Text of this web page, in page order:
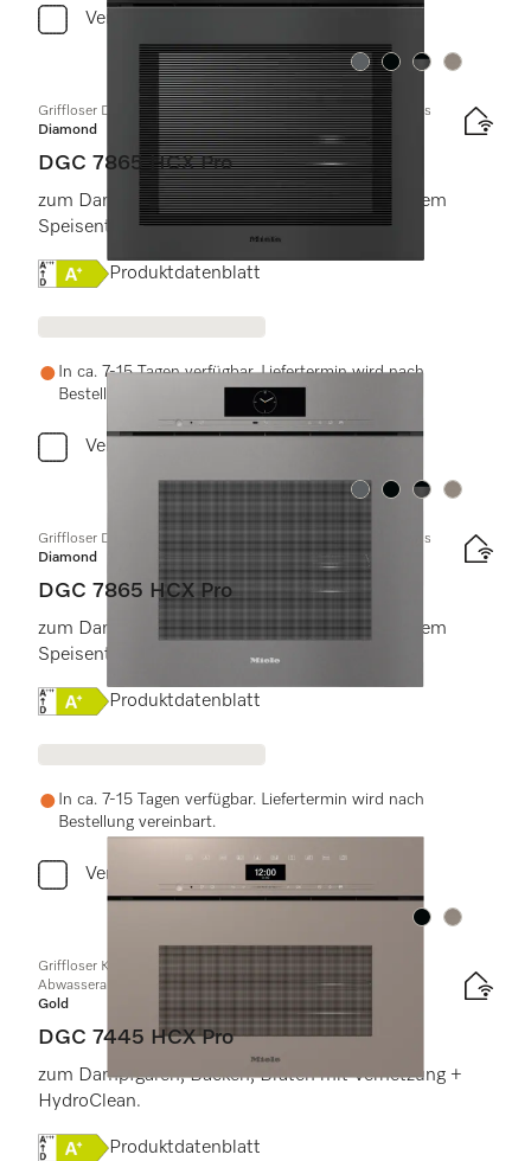
Vergleichen
Farbe:Farbe:Farbe:Farbe:
Griffloser Dampfbackofen mit Frisch- und Abwasseranschluss
Diamond
DGC 7865 HCX Pro
zum Dampfgaren, Backen, Braten mit kabellosem
Speisenthermometer + HydroClean.
Onlinelabel Image, Energielabel
Produktdatenblatt
In ca. 7-15 Tagen verfügbar. Liefertermin wird nach
Bestellung vereinbart.
Vergleichen
Farbe:Farbe:Farbe:Farbe:
Griffloser Dampfbackofen mit Frisch- und Abwasseranschluss
Diamond
DGC 7865 HCX Pro
zum Dampfgaren, Backen, Braten mit kabellosem
Speisenthermometer + HydroClean.
Onlinelabel Image, Energielabel
Produktdatenblatt
In ca. 7-15 Tagen verfügbar. Liefertermin wird nach
Bestellung vereinbart.
Vergleichen
Farbe:Farbe:
Griffloser Kompakt-Dampfbackofen mit Frisch- und
Abwasseranschluss
Gold
DGC 7445 HCX Pro
zum Dampfgaren, Backen, Braten mit Vernetzung +
HydroClean.
Onlinelabel Image, Energielabel
Produktdatenblatt